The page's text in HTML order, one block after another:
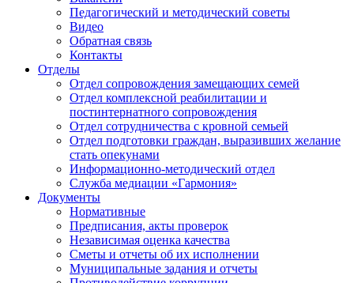
Педагогический и методический советы
Видео
Обратная связь
Контакты
Отделы
Отдел сопровождения замещающих семей
Отдел комплексной реабилитации и
постинтернатного сопровождения
Отдел сотрудничества с кровной семьей
Отдел подготовки граждан, выразивших желание
стать опекунами
Информационно-методический отдел
Служба медиации «Гармония»
Документы
Нормативные
Предписания, акты проверок
Независимая оценка качества
Сметы и отчеты об их исполнении
Муниципальные задания и отчеты